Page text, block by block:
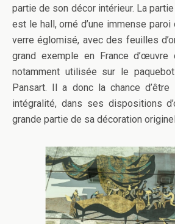
partie de son décor intérieur. La
est le hall, orné d’une immense
verre églomisé, avec des feuilles
grand exemple en France d’œuvre
notamment utilisée sur le
Pansart. Il a donc la chance
intégralité, dans ses dispositions
grande partie de sa décoration